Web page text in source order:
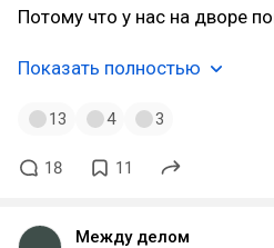
Потому что у нас на дворе
Показать полностью
13 4 3
18 11
Между делом